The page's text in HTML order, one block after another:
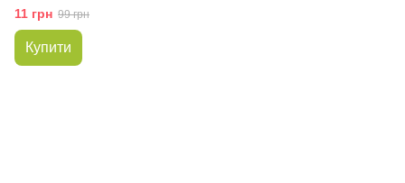
11 грн 99 грн
Купити